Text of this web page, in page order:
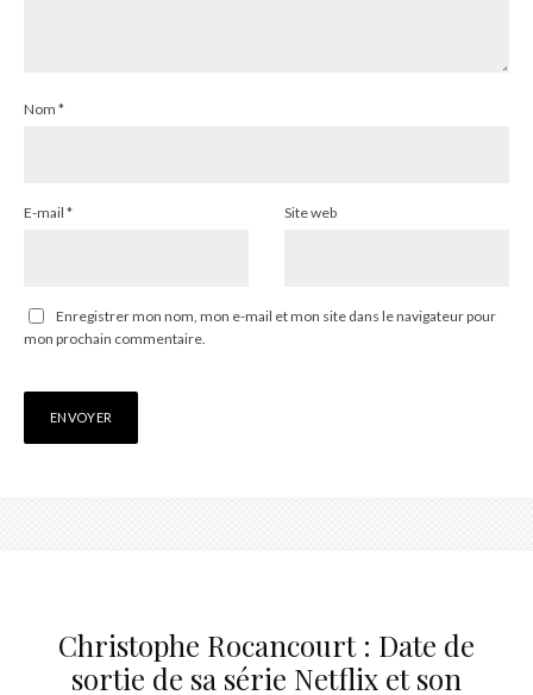
Nom *
E-mail * Site web
Enregistrer mon nom, mon e-mail et mon site dans le navigateur pour
mon prochain commentaire.
Christophe Rocancourt : Date de
sortie de sa série Netflix et son